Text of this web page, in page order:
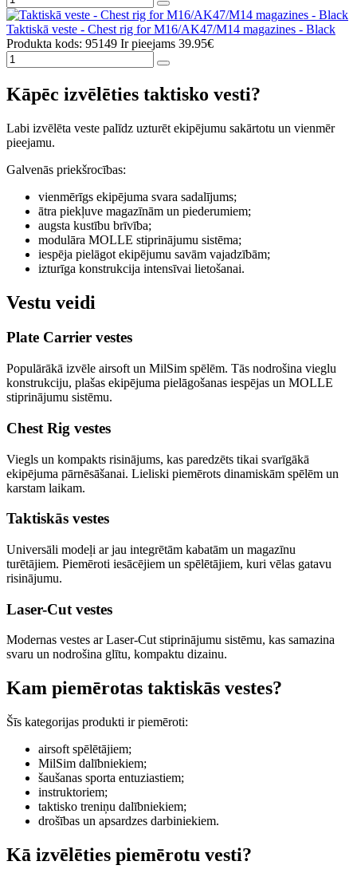
Taktiskā veste - Chest rig for M16/AK47/M14 magazines - Black
Produkta kods: 95149 Ir pieejams 39.95€
Kāpēc izvēlēties taktisko vesti?
Labi izvēlēta veste palīdz uzturēt ekipējumu sakārtotu un vienmēr
pieejamu.
Galvenās priekšrocības:
vienmērīgs ekipējuma svara sadalījums;
ātra piekļuve magazīnām un piederumiem;
augsta kustību brīvība;
modulāra MOLLE stiprinājumu sistēma;
iespēja pielāgot ekipējumu savām vajadzībām;
izturīga konstrukcija intensīvai lietošanai.
Vestu veidi
Plate Carrier vestes
Populārākā izvēle airsoft un MilSim spēlēm. Tās nodrošina vieglu
konstrukciju, plašas ekipējuma pielāgošanas iespējas un MOLLE
stiprinājumu sistēmu.
Chest Rig vestes
Viegls un kompakts risinājums, kas paredzēts tikai svarīgākā
ekipējuma pārnēsāšanai. Lieliski piemērots dinamiskām spēlēm un
karstam laikam.
Taktiskās vestes
Universāli modeļi ar jau integrētām kabatām un magazīnu
turētājiem. Piemēroti iesācējiem un spēlētājiem, kuri vēlas gatavu
risinājumu.
Laser-Cut vestes
Modernas vestes ar Laser-Cut stiprinājumu sistēmu, kas samazina
svaru un nodrošina glītu, kompaktu dizainu.
Kam piemērotas taktiskās vestes?
Šīs kategorijas produkti ir piemēroti:
airsoft spēlētājiem;
MilSim dalībniekiem;
šaušanas sporta entuziastiem;
instruktoriem;
taktisko treniņu dalībniekiem;
drošības un apsardzes darbiniekiem.
Kā izvēlēties piemērotu vesti?